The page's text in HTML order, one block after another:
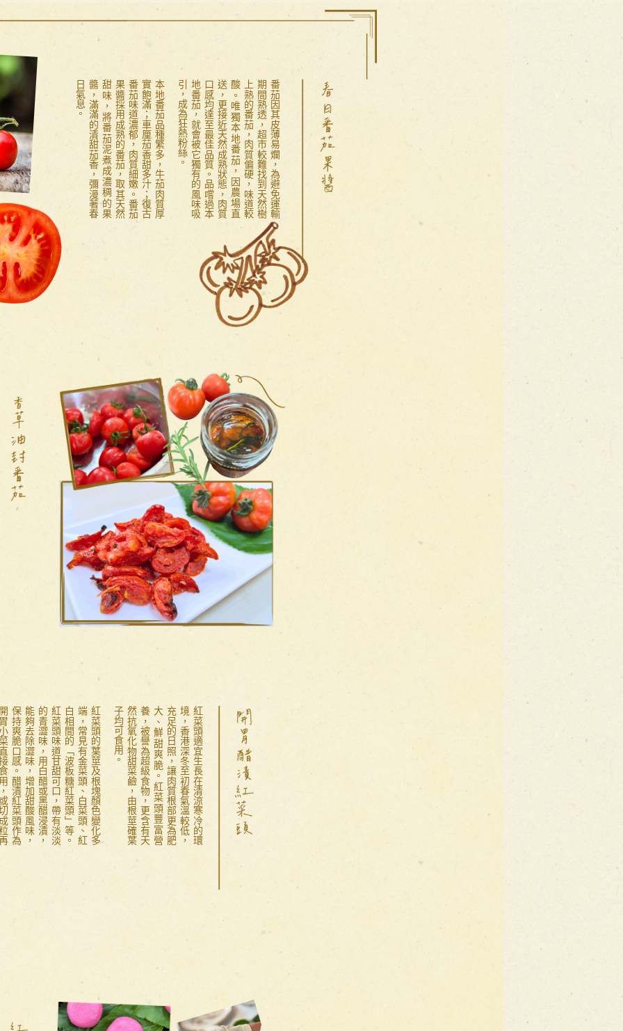
番
茄
因
其
皮
薄
易
爛
，
為
避
免
運
輸
期
間
熟
透
，
超
市
較
難
找
到
天
然
樹
上
熟
的
番
茄
，
肉
質
偏
硬
，
味
道
較
酸
。
唯
獨
本
地
番
茄
，
因
農
場
直
送
，
更
接
近
天
然
成
熟
狀
態
，
肉
質
口
感
均
達
至
最
佳
品
質
。
品
嚐
過
本
地
番
茄
，
就
會
被
它
獨
有
的
風
味
吸
引
，
成
為
狂
熱
粉
絲
。
本
地
番
茄
品
種
繁
多
，
牛
茄
肉
質
厚
實
飽
滿
；
車
厘
茄
香
甜
多
汁
；
復
古
番
茄
味
道
濃
郁
，
肉
質
細
嫩
。
番
茄
果
醬
採
用
成
熟
的
番
茄
，
取
其
天
然
甜
味
，
將
番
茄
泥
煮
成
濃
稠
的
果
醬
，
滿
滿
的
清
甜
茄
香
，
彌
漫
著
春
日
氣
息
。
紅
菜
頭
適
宜
生
長
在
清
涼
寒
冷
的
環
境
，
香
港
深
冬
至
初
春
氣
溫
較
低
，
充
足
的
日
照
，
讓
肉
質
根
部
更
為
肥
大
、
鮮
甜
爽
脆
。
紅
菜
頭
豐
富
營
養
，
被
譽
為
超
級
食
物
，
更
含
有
天
然
抗
氧
化
物
甜
菜
鹼
，
由
根
莖
確
葉
子
均
可
食
用
。
紅
菜
頭
的
葉
莖
及
根
塊
顏
色
變
化
多
端
，
常
見
有
金
菜
頭
、
白
菜
頭
、
紅
白
相
間
的
「
波
板
糖
紅
菜
頭
」
等
。
紅
菜
頭
味
道
甘
甜
可
口
，
帶
有
淡
淡
的
青
澀
味
，
用
白
醋
或
黑
醋
浸
漬
，
能
夠
去
除
澀
味
，
增
加
甜
酸
風
味
，
保
持
爽
脆
口
感
。
醋
漬
紅
菜
頭
作
為
開
胃
小
菜
直
接
食
用
，
或
切
成
粒
再
用
醋
汁
配
搭
沙
律
享
用
，
特
別
醒
胃
可
口